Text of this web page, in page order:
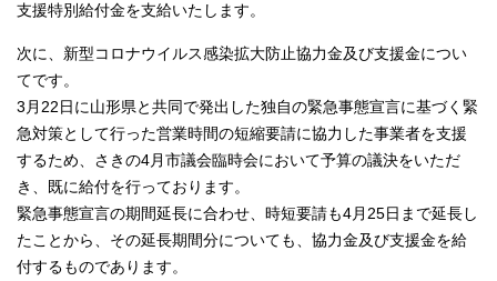
支援特別給付金を支給いたします。
次に、新型コロナウイルス感染拡大防止協力金及び支援金につい
てです。
3月22日に山形県と共同で発出した独自の緊急事態宣言に基づく緊
急対策として行った営業時間の短縮要請に協力した事業者を支援
するため、さきの4月市議会臨時会において予算の議決をいただ
き、既に給付を行っております。
緊急事態宣言の期間延長に合わせ、時短要請も4月25日まで延長し
たことから、その延長期間分についても、協力金及び支援金を給
付するものであります。